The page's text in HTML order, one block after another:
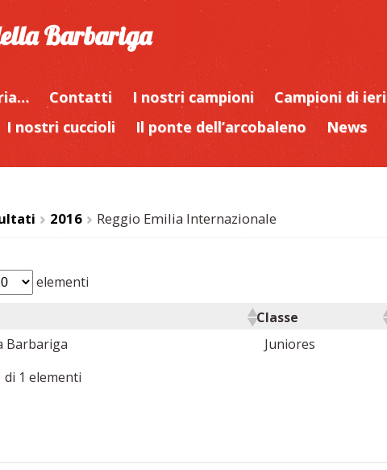
Barbariga
Contatti I nostri campioni Campioni di ieri
I nostri cuccioli Il ponte dell’arcobaleno News
>
2016
>
Reggio Emilia Internazionale
elementi
Classe
Barbariga
Juniores
di 1 elementi